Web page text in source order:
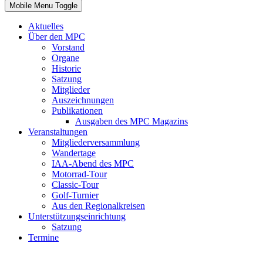
Mobile Menu Toggle
Aktuelles
Über den MPC
Vorstand
Organe
Historie
Satzung
Mitglieder
Auszeichnungen
Publikationen
Ausgaben des MPC Magazins
Veranstaltungen
Mitgliederversammlung
Wandertage
IAA-Abend des MPC
Motorrad-Tour
Classic-Tour
Golf-Turnier
Aus den Regionalkreisen
Unterstützungseinrichtung
Satzung
Termine